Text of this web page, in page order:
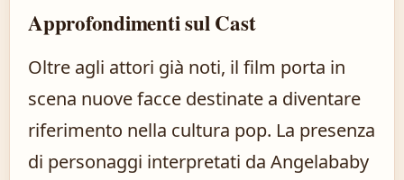
Approfondimenti sul Cast
Oltre agli attori già noti, il film porta in
scena nuove facce destinate a diventare
riferimento nella cultura pop. La presenza
di personaggi interpretati da Angelababy